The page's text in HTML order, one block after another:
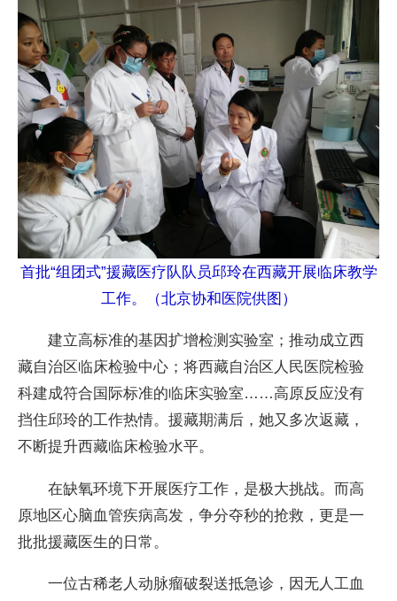
首批“组团式”援藏医疗队队员邱玲在西藏开展临床教学
工作。（北京协和医院供图）
建立高标准的基因扩增检测实验室；推动成立西
藏自治区临床检验中心；将西藏自治区人民医院检验
科建成符合国际标准的临床实验室……高原反应没有
挡住邱玲的工作热情。援藏期满后，她又多次返藏，
不断提升西藏临床检验水平。
在缺氧环境下开展医疗工作，是极大挑战。而高
原地区心脑血管疾病高发，争分夺秒的抢救，更是一
批批援藏医生的日常。
一位古稀老人动脉瘤破裂送抵急诊，因无人工血